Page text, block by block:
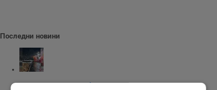
Последни новини
Румъния потопи втора баржа в Дунав